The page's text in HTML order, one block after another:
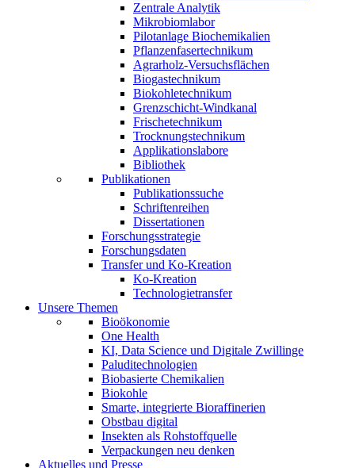
Zentrale Analytik
Mikrobiomlabor
Pilotanlage Biochemikalien
Pflanzenfasertechnikum
Agrarholz-Versuchsflächen
Biogastechnikum
Biokohletechnikum
Grenzschicht-Windkanal
Frischetechnikum
Trocknungstechnikum
Applikationslabore
Bibliothek
Publikationen
Publikationssuche
Schriftenreihen
Dissertationen
Forschungsstrategie
Forschungsdaten
Transfer und Ko-Kreation
Ko-Kreation
Technologietransfer
Unsere Themen
Bioökonomie
One Health
KI, Data Science und Digitale Zwillinge
Paluditechnologien
Biobasierte Chemikalien
Biokohle
Smarte, integrierte Bioraffinerien
Obstbau digital
Insekten als Rohstoffquelle
Verpackungen neu denken
Aktuelles und Presse